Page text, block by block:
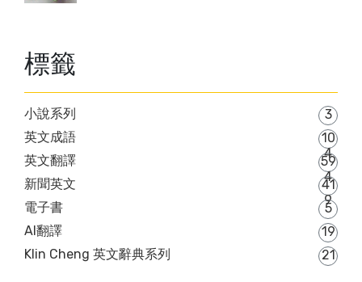
標籤
小說系列
3
英文成語
10
4
英文翻譯
59
4
新聞英文
41
9
電子書
5
AI翻譯
19
Klin Cheng 英文辭典系列
21